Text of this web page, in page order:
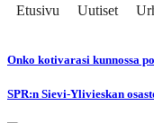
Etusivu Uutiset
Onko kotivarasi kunnossa
SPR:n Sievi-Ylivieskan